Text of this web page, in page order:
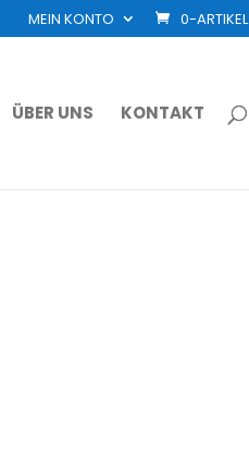
MEIN KONTO 0-ARTIKEL
ÜBER UNS KONTAKT